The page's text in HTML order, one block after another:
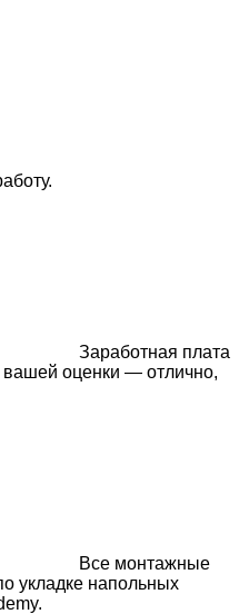
Заработная плата
вашей оценки — отлично,
Все монтажные
укладке напольных